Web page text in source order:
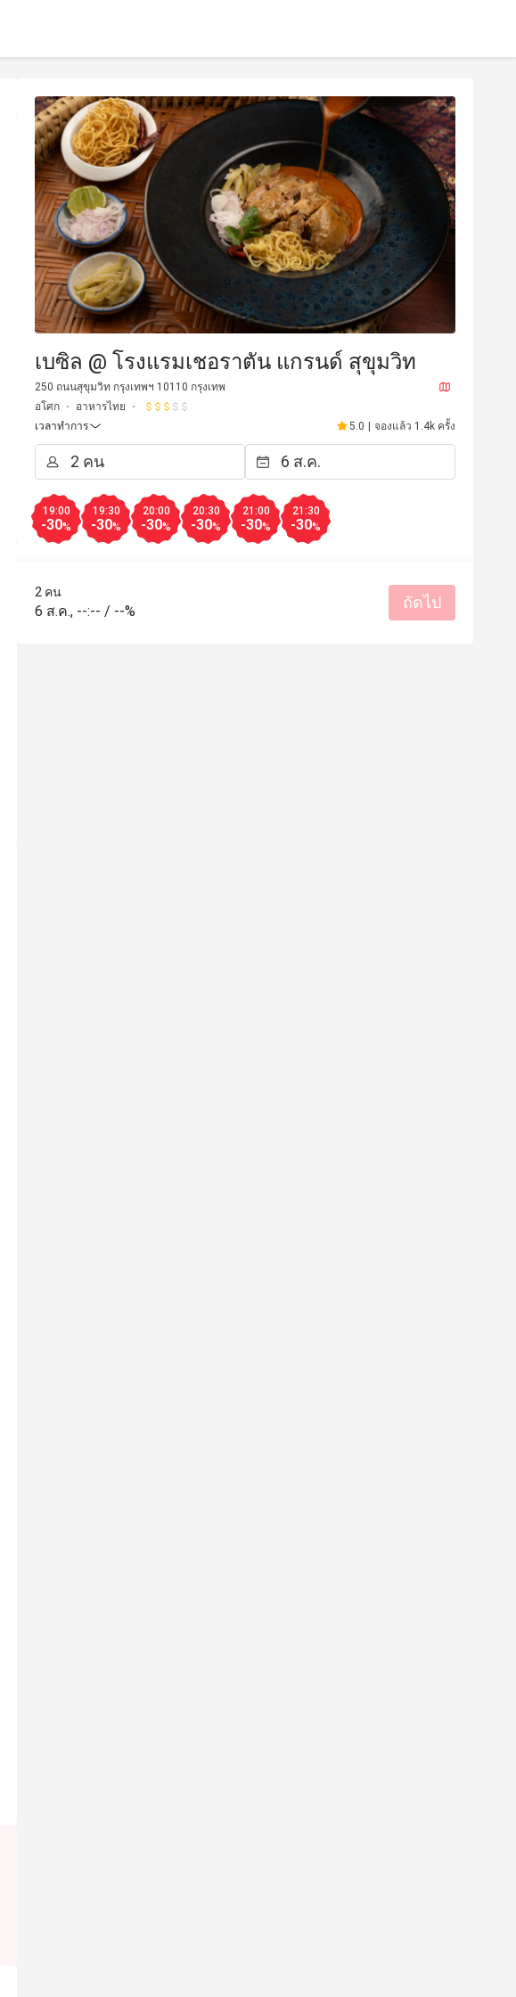
เบซิล @ โรงแรมเชอราตัน แกรนด์ สุขุมวิท
250 ถนนสุขุมวิท กรุงเทพฯ 10110 กรุงเทพ
อโศก
อาหารไทย
เวลาทำการ
5.0 | จองแล้ว 1.4k ครั้ง
19:00
-30%
19:30
-30%
20:00
-30%
20:30
-30%
21:00
-30%
21:30
-30%
2 คน
6 ส.ค., --:-- / --% ถัดไป